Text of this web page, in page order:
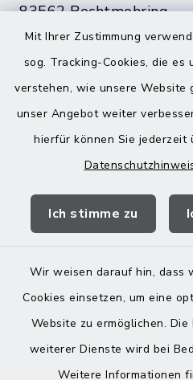
Mit Ihrer Zustimmung
sog. Tracking-Cookies, die es
verstehen, wie unsere
unser Angebot weiter
hierfür können Sie jederzeit
Ich stimme zu
Wir weisen darauf hin, dass
Cookies einsetzen, um eine
Website zu ermöglichen.
weiterer Dienste wird bei
Weitere Informationen
83562 Rechtmehring
08076 499
08076 8595
poststelle@vg-
Landratsamt Mühldorf